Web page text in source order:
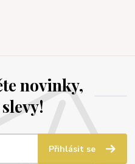
novinky,
Přihlásit se